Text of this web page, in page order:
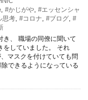
, #かじがや, #エッセンシャ
思考, #コロナ, #ブログ, #
き、 職場の同僚に聞いて
をしていました。 それ
マスクを付けていても問
できるようになっている